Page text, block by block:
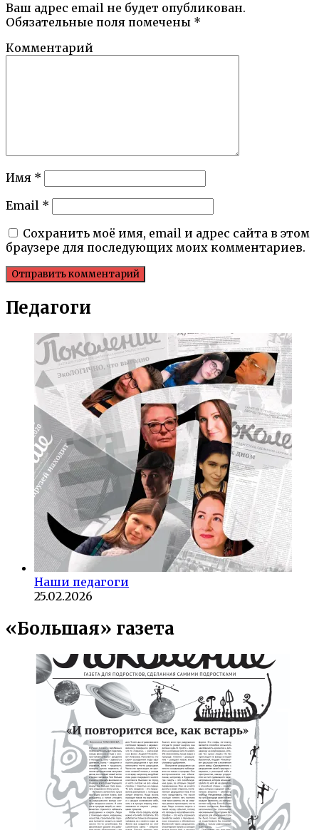
Ваш адрес email не будет опубликован.
Обязательные поля помечены *
Комментарий
Имя *
Email *
Сохранить моё имя, email и адрес сайта в этом
браузере для последующих моих комментариев.
Педагоги
Наши педагоги
25.02.2026
«Большая» газета